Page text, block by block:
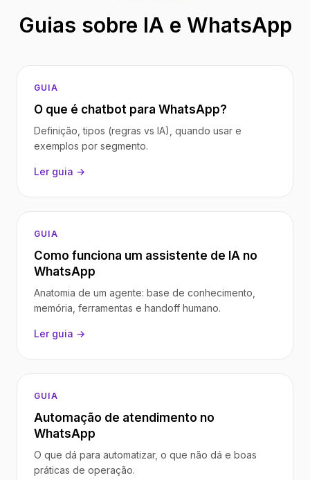
Guias sobre IA e WhatsApp
GUIA
O que é chatbot para WhatsApp?
Definição, tipos (regras vs IA), quando usar e
exemplos por segmento.
Ler guia →
GUIA
Como funciona um assistente de IA no
WhatsApp
Anatomia de um agente: base de conhecimento,
memória, ferramentas e handoff humano.
Ler guia →
GUIA
Automação de atendimento no
WhatsApp
O que dá para automatizar, o que não dá e boas
práticas de operação.